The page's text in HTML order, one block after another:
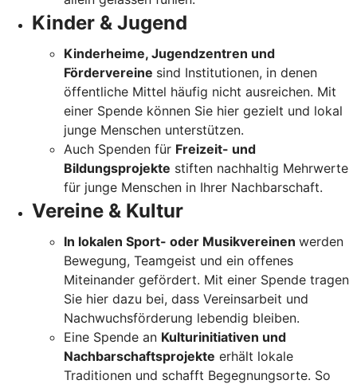
Kinder & Jugend
Kinderheime, Jugendzentren und
Fördervereine sind Institutionen, in denen
öffentliche Mittel häufig nicht ausreichen. Mit
einer Spende können Sie hier gezielt und lokal
junge Menschen unterstützen.
Auch Spenden für Freizeit- und
Bildungsprojekte stiften nachhaltig Mehrwerte
für junge Menschen in Ihrer Nachbarschaft.
Vereine & Kultur
In lokalen Sport- oder Musikvereinen werden
Bewegung, Teamgeist und ein offenes
Miteinander gefördert. Mit einer Spende tragen
Sie hier dazu bei, dass Vereinsarbeit und
Nachwuchsförderung lebendig bleiben.
Eine Spende an Kulturinitiativen und
Nachbarschaftsprojekte erhält lokale
Traditionen und schafft Begegnungsorte. So